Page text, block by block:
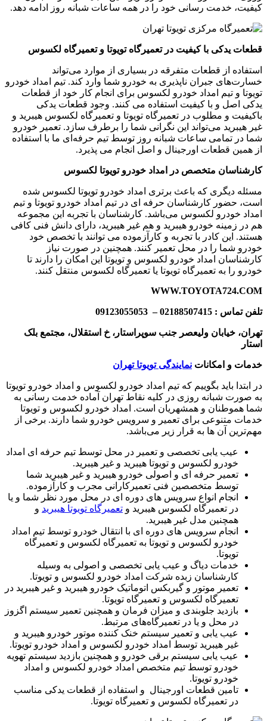
کیفیت، خدمت رسانی خود را در همه ساعات شبانه روز ادامه دهد.
قطعات یدکی با کیفیت در تعمیرگاه تویوتا و تعمیرگاه لکسوس
استفاده از قطعات متفرقه در بسیاری از موارد می‌تواند
خسارت‌های جبران ناپذیری به خودرو شما وارد کند. تیم امداد خودرو
تویوتا و تیم امداد خودرو لکسوس برای انجام کار خود از قطعات
یدکی اصل و با کیفیت استفاده می‌ کنند. وجود قطعات یدکی
باکیفیت و مطلوب در تعمیرگاه تویوتا و تعمیرگاه لکسوس هیبرید و
غیر هیبرید می‌تواند این نگرانی شما را برطرف سازد. تعمیر خودرو
شما در تمامی ساعات شبانه روز توسط تیم حرفه‌ای ما با استفاده
از همین قطعات اورجینال و اصل انجام می پذیرد.
کارشناسان متخصص در امداد خودرو تویوتا لکسوس
مسئله دیگری که باعث برتری امداد خودرو تویوتا لکسوس شده
است، حضور کارشناسان حرفه‌ ای در تیم امداد خودرو تویوتا و تیم
امداد خودرو لکسوس می‌باشد. کارشناسان با تجربه این مجموعه
هم در زمینه خودرو هیبرید و هم غیر هیبرید، دارای دانش فنی کافی
هستند. این کادر با تجربه و کارآزموده می‌ توانند با تخصص خود
خودرو شما را در محل تعمیر کنند. همچنین در صورت نیاز
کارشناسان امداد خودرو لکسوس و تویوتا این امکان را دارند تا
خودرو را به تعمیرگاه تویوتا یا تعمیرگاه لکسوس منتقل کنند.
WWW.TOYOTA724.COM
تلفن تماس : 02188507415 – 09123055053
تهران، خیابان ولیعصر جنب سوپراستار، خ استقلال، مجتمع بلک
استار
خدمات و امکانات نمایندگی تویوتا تهران
در ابتدا باید بگوییم که تیم امداد خودرو لکسوس و امداد خودرو تویوتا
به صورت شبانه‌ روزی در کلیه نقاط تهران آماده خدمت‌ رسانی به
شما هموطنان و همشهریان است. امداد خودرو لکسوس و تویوتا
خدمات متنوعی برای تعمیر و سرویس خودرو شما دارند. برخی از
مهم‌ترین آن ها به قرار زیر می‌باشد.
عیب‌ یابی تخصصی و تعمیر در محل توسط تیم حرفه‌ ای امداد
خودرو لکسوس و تویوتا هیبرید و غیر هیبرید.
تعمیر حرفه‌ ای و اصولی خودرو هیبرید و غیر هیبرید شما
توسط متخصصین فنی تعمیرکارانی مجرب و کارآزموده.
انجام انواع سرویس‌ های دوره ای در محل مورد نظر شما و یا
در تعمیرگاه لکسوس هیبرید و تعمیرگاه تویوتا هیبرید و
همچنین مدل غیر هیبرید.
انجام سرویس های دوره‌ ای با انتقال خودرو توسط تیم امداد
خودرو لکسوس و تویوتا به تعمیرگاه لکسوس و تعمیرگاه
تویوتا.
خدمات دیاگ و عیب‌ یابی تخصصی و اصولی به وسیله
کارشناسان زبده شرکت امداد خودرو لکسوس و تویوتا.
تعمیر موتور و گیربکس اتوماتیک خودرو هیبرید و غیر هیبرید در
تعمیرگاه لکسوس و تعمیرگاه تویوتا.
بازدید جلوبندی و میزان فرمان و همچنین تعمیر سیستم اگزوز
در محل و یا در تعمیرگاه‌های مرتبط.
عیب یابی و تعمیر سیستم خنک کننده موتور خودرو هیبرید و
غیر هیبرید توسط امداد خودرو لکسوس و امداد خودرو تویوتا.
عیب یابی سیستم برقی خودرو و همچنین بازدید سیستم تهویه
خودرو توسط تیم متخصص امداد خودرو لکسوس و امداد
خودرو تویوتا.
تامین قطعات اورجینال و استفاده از قطعات یدکی مناسب
در تعمیرگاه لکسوس و تعمیرگاه تویوتا.